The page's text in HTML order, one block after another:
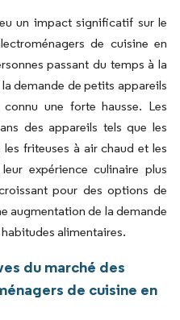
un impact significatif sur le
de cuisine en
passant du temps à la
demande de petits appareils
une forte hausse. Les
des appareils tels que les
friteuses à air chaud et les
expérience culinaire plus
pour des options de
augmentation de la demande
alimentaires.
du marché des
de cuisine en